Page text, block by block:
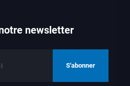
newsletter
S'abonner